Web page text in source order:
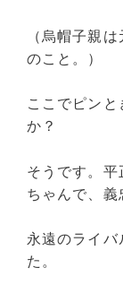
（烏帽子親
のこと。）
ここでピンと
か？
そうです。平
ちゃんで、義
永遠のライ
た。